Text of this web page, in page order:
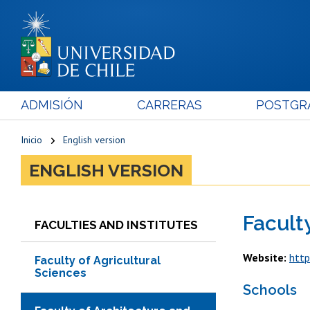
ADMISIÓN CARRERAS
Inicio English version
ENGLISH VERSION
FACULTIES AND INSTITUTES
Faculty of Agricultural
Sciences
Website:
Schools